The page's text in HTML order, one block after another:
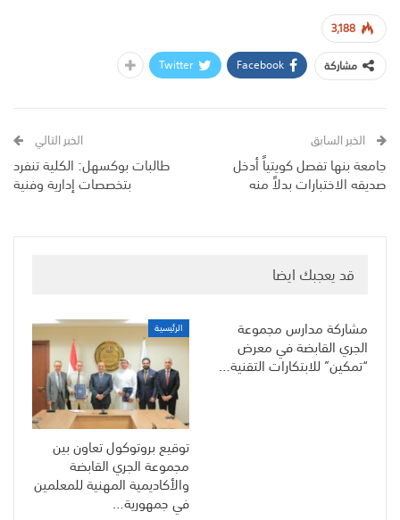
3,188
مشاركة
Facebook
Twitter
الخبر السابق
جامعة بنها تفصل كويتياً أدخل
صديقه الاختبارات بدلاً منه
الخبر التالي
طالبات بوكسهل: الكلية تنفرد
بتخصصات إدارية وفنية
قد يعجبك ايضا
مشاركة مدارس مجموعة
الجري القابضة في معرض
“تمكين” للابتكارات التقنية…
الرئيسية
توقيع بروتوكول تعاون بين
مجموعة الجري القابضة
والأكاديمية المهنية للمعلمين
في جمهورية…